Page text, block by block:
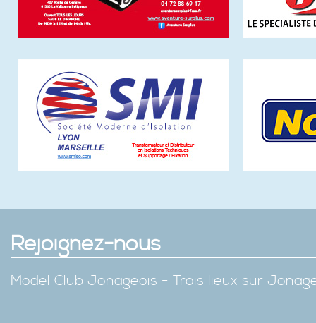
Rejoignez-nous
Model Club Jonageois - Trois lieux sur